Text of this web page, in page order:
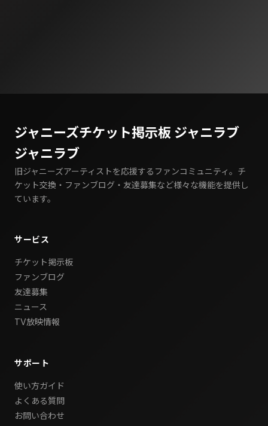
ジャニーズチケット掲示板 ジャニラブ
ジャニラブ
旧ジャニーズアーティストを応援するファンコミュニティ。チ
ケット交換・ファンブログ・友達募集など様々な機能を提供し
ています。
サービス
チケット掲示板
ファンブログ
友達募集
ニュース
TV放映情報
サポート
使い方ガイド
よくある質問
お問い合わせ